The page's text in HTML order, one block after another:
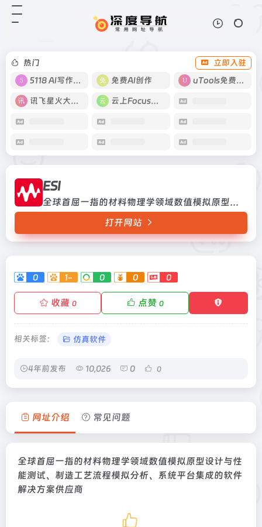
热门
立即入驻
5118 AI写作工具
免费AI创作 uTools免费工具箱
讯飞星火大模型 云上Focus接码
ESI
全球首屈一指的材料物理学领域数值模拟原型设计与性能测试、制造工艺流程模拟分析、系统平台集成的软件解决方案供应商
打开网站
0 1- 0 0 0
收藏 0 点赞 0
相关标签： 仿真软件
4年前发布 10,026 0 0
模拟原型设计与性能测试、制造工艺
流程模拟分析、系统平台集成的软件
网址介绍 常见问题
全球首屈一指的材料物理学领域数值模拟原型设计与性
能测试、制造工艺流程模拟分析、系统平台集成的软件
解决方案供应商